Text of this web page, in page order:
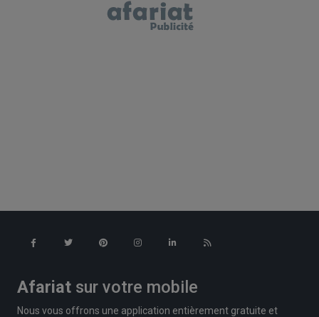
Afariat sur votre mobile
Nous vous offrons une application entièrement gratuite et